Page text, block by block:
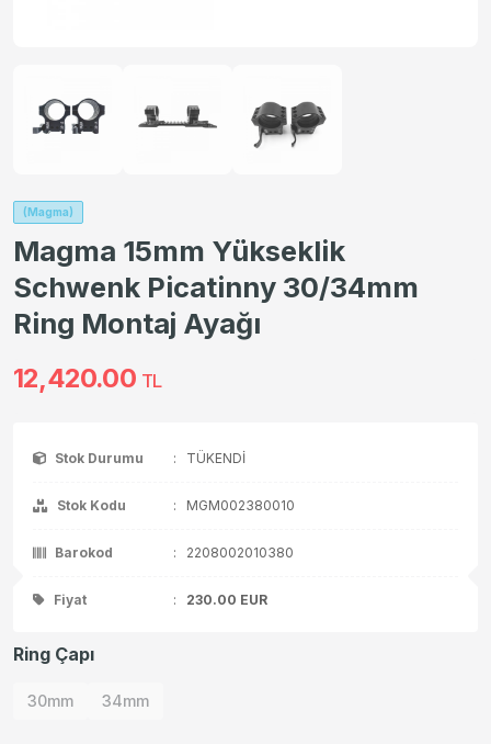
(Magma)
Magma 15mm Yükseklik
Schwenk Picatinny 30/34mm
Ring Montaj Ayağı
12,420.00 TL
Stok Durumu : TÜKENDİ
Stok Kodu : MGM002380010
Barokod : 2208002010380
Fiyat : 230.00 EUR
Ring Çapı
30mm 34mm